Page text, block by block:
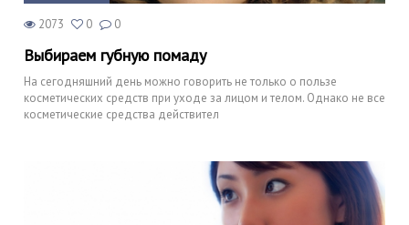
2073 0 0
Выбираем губную помаду
На сегодняшний день можно говорить не только о пользе
косметических средств при уходе за лицом и телом. Однако не все
косметические средства действител